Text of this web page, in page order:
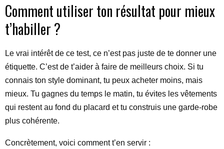
Comment utiliser ton résultat pour mieux
t’habiller ?
Le vrai intérêt de ce test, ce n’est pas juste de te donner une
étiquette. C’est de t’aider à faire de meilleurs choix. Si tu
connais ton style dominant, tu peux acheter moins, mais
mieux. Tu gagnes du temps le matin, tu évites les vêtements
qui restent au fond du placard et tu construis une garde-robe
plus cohérente.
Concrètement, voici comment t’en servir :